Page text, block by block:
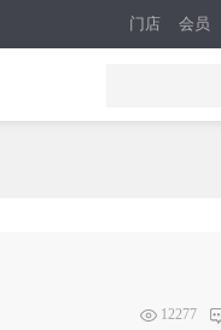
门店 会员
12277